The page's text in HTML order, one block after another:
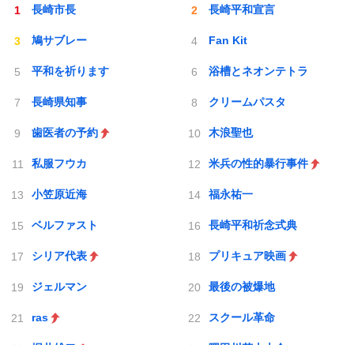
長崎市長 長崎平和宣言
鳩サブレー Fan Kit
平和を祈ります 浴槽とネオンテトラ
長崎県知事 クリームパスタ
歯医者の予約 木浪聖也
私服フウカ 米兵の性的暴行事件
小笠原近海 福永祐一
ベルファスト 長崎平和祈念式典
シリア代表 プリキュア映画
ジェルマン 最後の被爆地
ras スクール革命